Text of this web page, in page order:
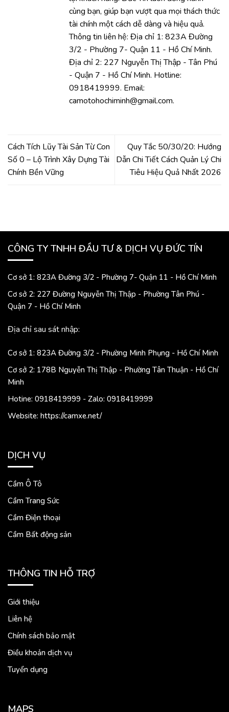
cùng bạn, giúp bạn vượt qua mọi thách thức
tài chính một cách dễ dàng và hiệu quả.
Thông tin liên hệ: Địa chỉ 1: 823A Đường
3/2 - Phường 7- Quận 11 - Hồ Chí Minh.
Địa chỉ 2: 227 Nguyễn Thị Thập - Tân Phú
- Quận 7 - Hồ Chí Minh. Hotline:
0918419999. Email:
camotohochiminh@gmail.com.
Cách Tích Lũy Tài Sản Từ Con
Số 0 – Lộ Trình Xây Dựng Tài
Chính Bền Vững
Quy Tắc 50/30/20: Hướng
Dẫn Chi Tiết Cách Quản Lý Chi
Tiêu Hiệu Quả Nhất 2026
CÔNG TY TNHH ĐẦU TƯ & DỊCH VỤ ĐỨC TÍN
Cơ sở 1: 823A Đường 3/2 - Phường 7- Quận 11 - Hồ Chí Minh
Cơ sở 2: 227 Đường Nguyễn Thị Thập - Phường Tân Phú -
Quận 7 - Hồ Chí Minh
Địa chỉ sau sát nhập:
Cơ sở 1: 823A Đường 3/2 - Phường Minh Phụng - Hồ Chí Minh
Cơ sở 2: 178B Nguyễn Thị Thập - Phường Tân Thuận - Hồ Chí
Minh
Hotine: 0918419999 - Zalo: 0918419999
Website: https://camxe.net/
DỊCH VỤ
Cầm Ô Tô
Cầm Trang Sức
Cầm Điện thoại
Cầm Bất động sản
THÔNG TIN HỖ TRỢ
Giới thiệu
Liên hệ
Chính sách bảo mật
Điều khoản dịch vụ
Tuyển dụng
MAPS